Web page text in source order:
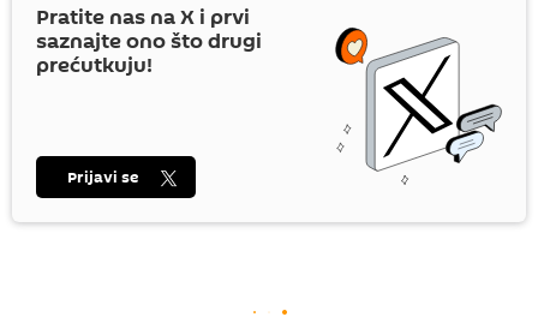
Pratite nas naX i prvi
saznajte ono što drugi
prećutkuju!
Prijavi se